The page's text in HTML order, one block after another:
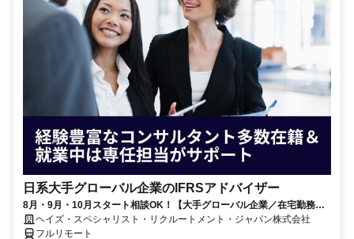
日系大手グローバル企業のIFRSアドバイザー
8月・9月・10月スタート相談OK！【大手グローバル企業／在宅勤務メ
イン／週1～2日勤務】IFRSアドバイザー
ヘイズ・スペシャリスト・リクルートメント・ジャパン株式会社
フルリモート